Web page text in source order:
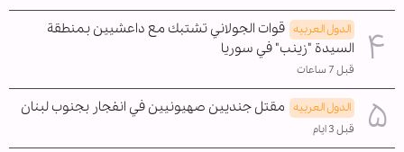
الدول العربیه قوات الجولاني تشتبك مع داعشيين بمنطقة
السيدة "زينب" في سوريا
قبل 7 ساعات
الدول العربیه مقتل جنديين صهيونيين في انفجار بجنوب لبنان
قبل 3 ايام